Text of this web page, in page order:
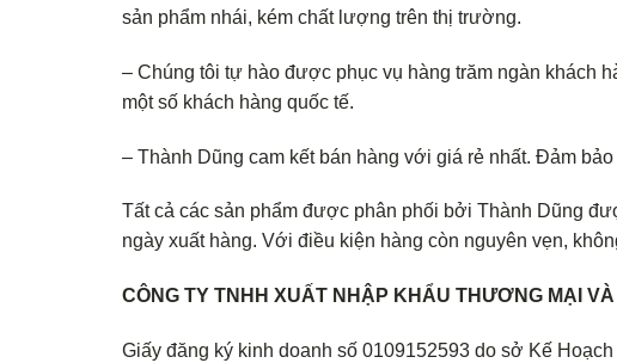
sản phẩm nhái, kém chất lượng trên thị trường.
– Chúng tôi tự hào được phục vụ hàng trăm ngàn khách
một số khách hàng quốc tế.
– Thành Dũng cam kết bán hàng với giá rẻ nhất. Đảm
Tất cả các sản phẩm được phân phối bởi Thành Dũng
ngày xuất hàng. Với điều kiện hàng còn nguyên vẹn,
CÔNG TY TNHH XUẤT NHẬP KHẨU THƯƠNG MẠI
Giấy đăng ký kinh doanh số 0109152593 do sở Kế